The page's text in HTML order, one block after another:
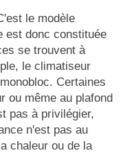
le modèle
est donc constituée
se trouvent à
le climatiseur
Certaines
ou même au plafond
pas à privilégier,
n'est pas au
chaleur ou de la